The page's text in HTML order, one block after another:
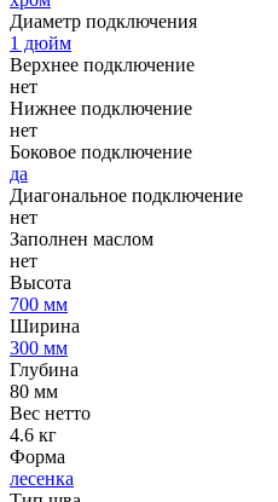
Диаметр подключения
1 дюйм
Верхнее подключение
нет
Нижнее подключение
нет
Боковое подключение
да
Диагональное подключение
нет
Заполнен маслом
нет
Высота
700 мм
Ширина
300 мм
Глубина
80 мм
Вес нетто
4.6 кг
Форма
лесенка